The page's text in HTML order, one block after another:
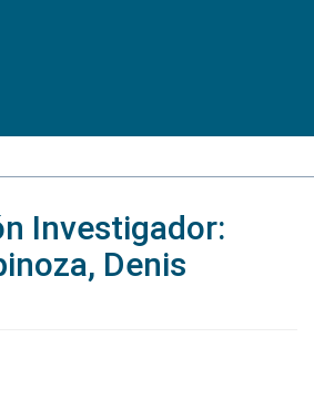
Investigador:
Denis